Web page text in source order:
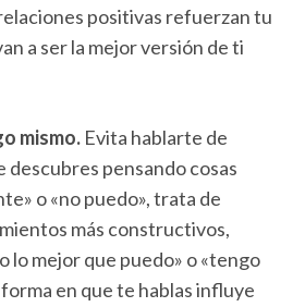
positivas refuerzan tu
a ser la mejor versión de ti
mismo. Evita hablarte de
descubres pensando cosas
o «no puedo», trata de
más constructivos,
lo mejor que puedo» o «tengo
en que te hablas influye